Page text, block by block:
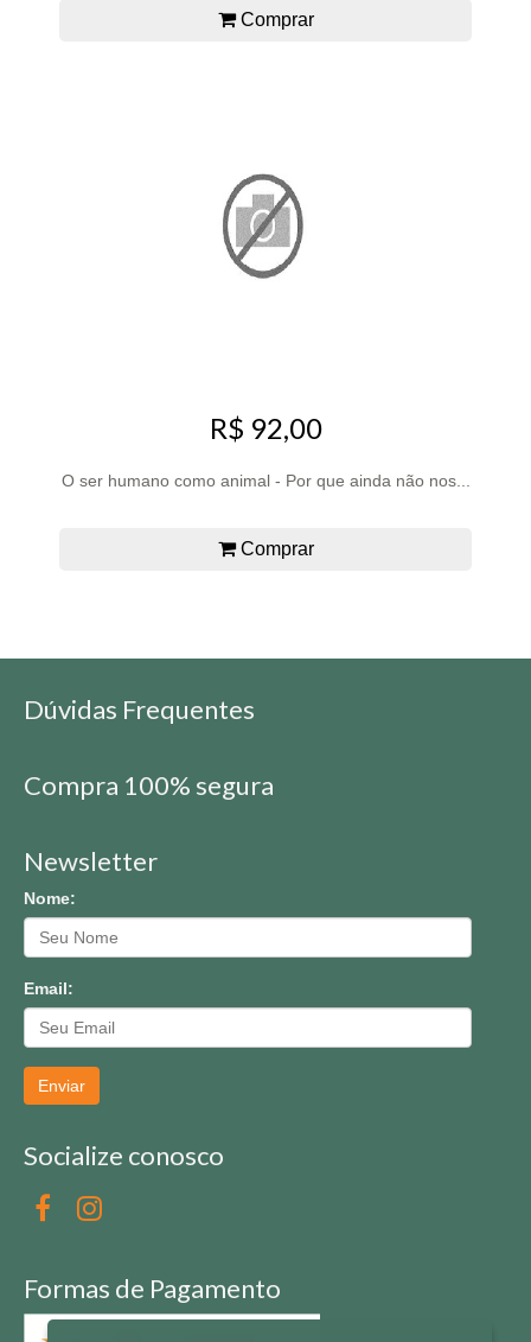
Comprar
R$ 92,00
O ser humano como animal - Por que ainda não nos...
Comprar
Dúvidas Frequentes
Compra 100% segura
Newsletter
Nome:
Email:
Enviar
Socialize conosco
Formas de Pagamento